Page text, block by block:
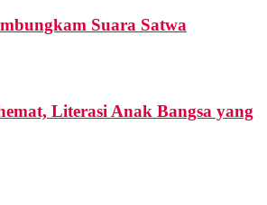
Suara Satwa
Literasi Anak Bangsa yang